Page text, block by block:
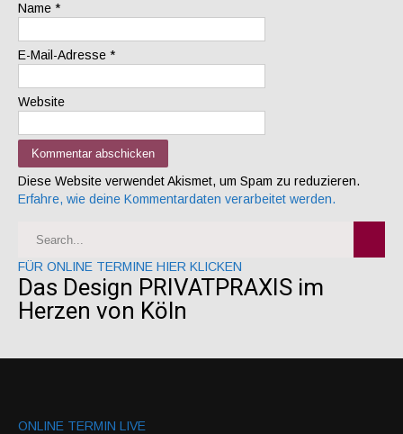
Name *
E-Mail-Adresse *
Website
Diese Website verwendet Akismet, um Spam zu reduzieren.
Erfahre, wie deine Kommentardaten verarbeitet werden.
FÜR ONLINE TERMINE HIER KLICKEN
Das Design PRIVATPRAXIS im
Herzen von Köln
ONLINE TERMIN LIVE